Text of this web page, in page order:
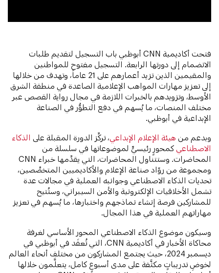
فتحت أكاديمية CNN أبوظبي باب التسجيل لتقديم طلبات
الانضمام إلى دورتها الرابعة. التسجيل مفتوح للمواطنين
والمقيمين الذين تزيد أعمارهم على 21 عاماً، وتهدف من خلالها
إلى تعزيز مهارات المواهب الإعلامية الصاعدة في منطقة الشرق
الأوسط، وتزويدهم بالخبرات اللازمة في مجال رواية القصص عبر
مختلف المنصات، ما يُسهم في دفع التطوُّر في الصناعة
الإبداعية في أبوظبي.
وبدعم منهيئة الإعلام الإبداعي ، تركِّز الدورة المقبلة على الذكاء
الاصطناعي كمحورٍ رئيسيٍّ لموضوعاتها في سلسلة من
المحاضرات. وستتناول المحاضرات، التي يقدِّمها خبراء CNN
ومجموعة من روّاد صناعة الإعلام والأكاديميين المتخصِّصين،
تحديات الذكاء الاصطناعي وجوانبه العملية في مجالات عدة
تشمل الأخلاقيات الإلكترونية والأمن السيبراني، وستُتيح
للمشاركين فرصة إنشاء نماذجهم واختبارها، ما يُسهم في تعزيز
مهاراتهم العملية في هذا المجال.
وسيكون موضوع الذكاء الاصطناعي المحور الأساسي لغرفة
محاكاة الأخبار في أكاديمية CNN، التي تُعقَد في أبوظبي في
ديسمبر 2024، حيث يجتمع المشاركون من مختلف أنحاء العالم
لخوضِ تدريباتٍ مكثَّفة على مدى أسبوعٍ كامل، يتعلَّمون خلالها